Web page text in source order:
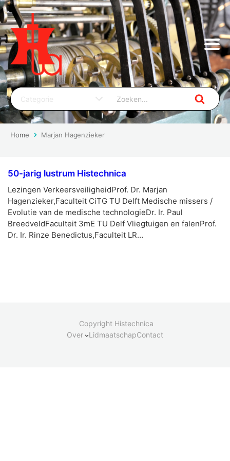
Home Marjan Hagenzieker
50-jarig lustrum Histechnica
Lezingen VerkeersveiligheidProf. Dr. Marjan
Hagenzieker,Faculteit CiTG TU Delft Medische missers /
Evolutie van de medische technologieDr. Ir. Paul
BreedveldFaculteit 3mE TU Delf Vliegtuigen en falenProf.
Dr. Ir. Rinze Benedictus,Faculteit LR…
Copyright Histechnica
Over
LidmaatschapContact